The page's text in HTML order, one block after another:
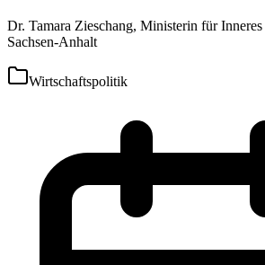
Dr. Tamara Zieschang, Ministerin für
Sachsen-Anhalt
Wirtschaftspolitik